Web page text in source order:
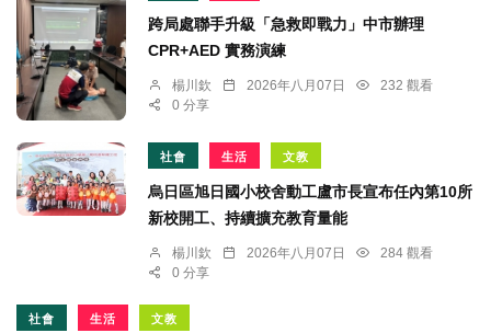
跨局處聯手升級「急救即戰力」中市辦理
CPR+AED 實務演練
楊川欽 2026年八月07日
232 觀看
0 分享
社會 生活 文教
烏日區旭日國小校舍動工盧市長宣布任內第10所
新校開工、持續擴充教育量能
楊川欽 2026年八月07日
284 觀看
0 分享
社會 生活 文教